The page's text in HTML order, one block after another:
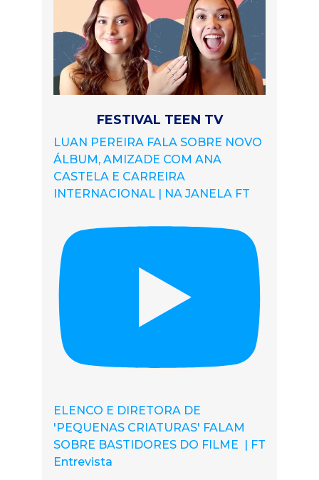
FESTIVAL TEEN TV
LUAN PEREIRA FALA SOBRE NOVO
ÁLBUM, AMIZADE COM ANA
CASTELA E CARREIRA
INTERNACIONAL | NA JANELA FT
ELENCO E DIRETORA DE
'PEQUENAS CRIATURAS' FALAM
SOBRE BASTIDORES DO FILME | FT
Entrevista